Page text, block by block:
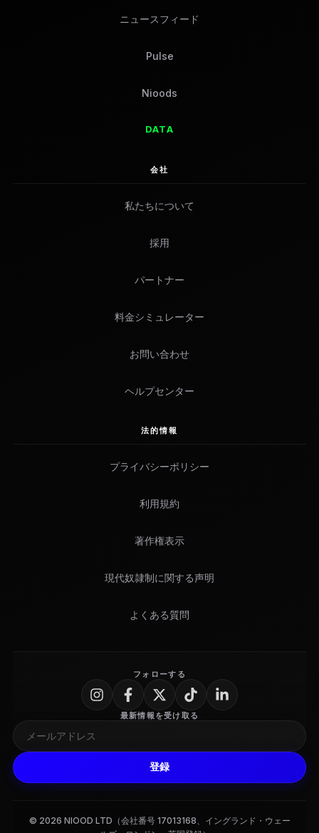
ニュースフィード
Pulse
Nioods
DATA
会社
私たちについて
採用
パートナー
料金シミュレーター
お問い合わせ
ヘルプセンター
法的情報
プライバシーポリシー
利用規約
著作権表示
現代奴隷制に関する声明
よくある質問
フォローする
最新情報を受け取る
登録
© 2026 NIOOD LTD（会社番号 17013168、イングランド・ウェー